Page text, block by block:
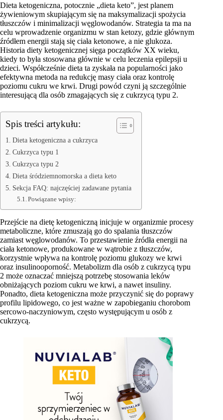
Dieta ketogeniczna, potocznie „dieta keto”, jest planem
żywieniowym skupiającym się na maksymalizacji spożycia
tłuszczów i minimalizacji węglowodanów. Strategia ta ma na
celu wprowadzenie organizmu w stan ketozy, gdzie głównym
źródłem energii stają się ciała ketonowe, a nie glukoza.
Historia diety ketogenicznej sięga początków XX wieku,
kiedy to była stosowana głównie w celu leczenia epilepsji u
dzieci. Współcześnie dieta ta zyskała na popularności jako
efektywna metoda na redukcję masy ciała oraz kontrolę
poziomu cukru we krwi. Drugi powód czyni ją szczególnie
interesującą dla osób zmagających się z cukrzycą typu 2.
Spis treści artykułu:
Dieta ketogeniczna a cukrzyca
Cukrzyca typu 1
Cukrzyca typu 2
Dieta śródziemnomorska a dieta keto
Sekcja FAQ: najczęściej zadawane pytania
Powiązane wpisy:
Przejście na dietę ketogeniczną inicjuje w organizmie procesy
metaboliczne, które zmuszają go do spalania tłuszczów
zamiast węglowodanów. To przestawienie źródła energii na
ciała ketonowe, produkowane w wątrobie z tłuszczów,
korzystnie wpływa na kontrolę poziomu glukozy we krwi
oraz insulinooporność. Metabolizm dla osób z cukrzycą typu
2 może oznaczać mniejszą potrzebę stosowania leków
obniżających poziom cukru we krwi, a nawet insuliny.
Ponadto, dieta ketogeniczna może przyczynić się do poprawy
profilu lipidowego, co jest ważne w zapobieganiu chorobom
sercowo-naczyniowym, często występującym u osób z
cukrzycą.